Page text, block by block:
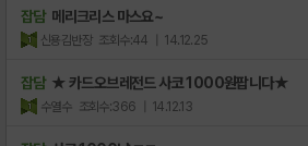
잡담 메리크리스 마스요~
신용김반장 조회수:44 | 14.12.25
잡담 ★ 카드오브레전드 사코 1000원팝니다★
수열수 조회수:366 | 14.12.13